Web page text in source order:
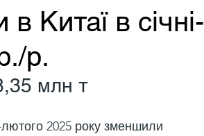
Китаї в січні-
р.
млн т
лютого 2025 року зменшили